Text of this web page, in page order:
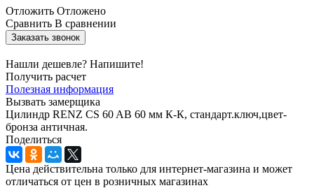
Отложить Отложено
Сравнить В сравнении
Заказать звонок
Нашли дешевле? Напишите!
Получить расчет
Полезная информация
Вызвать замерщика
Цилиндр RENZ CS 60 AB 60 мм К-К, стандарт.ключ,цвет-
бронза античная.
Поделиться
Цена действительна только для интернет-магазина и может
отличаться от цен в розничных магазинах